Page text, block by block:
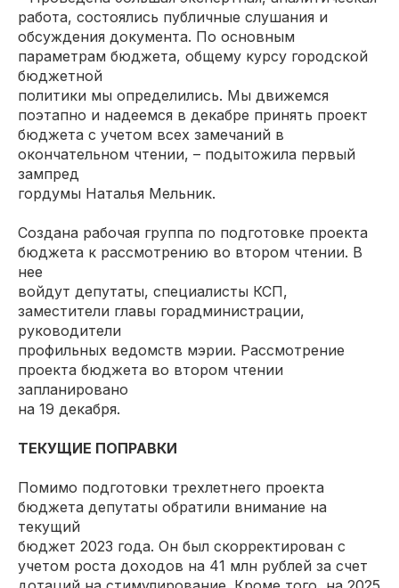
работа, состоялись публичные слушания и
обсуждения документа. По основным
параметрам бюджета, общему курсу городской
бюджетной
политики мы определились. Мы движемся
поэтапно и надеемся в декабре принять проект
бюджета с учетом всех замечаний в
окончательном чтении, – подытожила первый
зампред
гордумы Наталья Мельник.
Создана рабочая группа по подготовке проекта
бюджета к рассмотрению во втором чтении. В
нее
войдут депутаты, специалисты КСП,
заместители главы горадминистрации,
руководители
профильных ведомств мэрии. Рассмотрение
проекта бюджета во втором чтении
запланировано
на 19 декабря.
ТЕКУЩИЕ ПОПРАВКИ
Помимо подготовки трехлетнего проекта
бюджета депутаты обратили внимание на
текущий
бюджет 2023 года. Он был скорректирован с
учетом роста доходов на 41 млн рублей за счет